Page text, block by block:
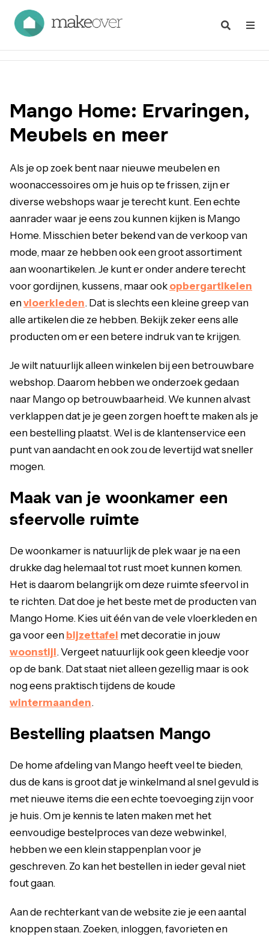
Mango Home: Ervaringen,
Meubels en meer
Als je op zoek bent naar nieuwe meubelen en
woonaccessoires om je huis op te frissen, zijn er
diverse webshops waar je terecht kunt. Een echte
aanrader waar je eens zou kunnen kijken is Mango
Home. Misschien beter bekend van de verkoop van
mode, maar ze hebben ook een groot assortiment
aan woonartikelen. Je kunt er onder andere terecht
voor gordijnen, kussens, maar ook opbergartikelen
envloerkleden. Dat is slechts een kleine greep van
alle artikelen die ze hebben. Bekijk zeker eens alle
producten om er een betere indruk van te krijgen.
Je wilt natuurlijk alleen winkelen bij een betrouwbare
webshop. Daarom hebben we onderzoek gedaan
naar Mango op betrouwbaarheid. We kunnen alvast
verklappen dat je je geen zorgen hoeft te maken als je
een bestelling plaatst. Wel is de klantenservice een
punt van aandacht en ook zou de levertijd wat sneller
mogen.
Maak van je woonkamer een
sfeervolle ruimte
De woonkamer is natuurlijk de plek waar je na een
drukke dag helemaal tot rust moet kunnen komen.
Het is daarom belangrijk om deze ruimte sfeervol in
te richten. Dat doe je het beste met de producten van
Mango Home. Kies uit één van de vele vloerkleden en
ga voor een bijzettafel met decoratie in jouw
woonstijl. Vergeet natuurlijk ook geen kleedje voor
op de bank. Dat staat niet alleen gezellig maar is ook
nog eens praktisch tijdens de koude
wintermaanden.
Bestelling plaatsen Mango
De home afdeling van Mango heeft veel te bieden,
dus de kans is groot dat je winkelmand al snel gevuld is
met nieuwe items die een echte toevoeging zijn voor
je huis. Om je kennis te laten maken met het
eenvoudige bestelproces van deze webwinkel,
hebben we een klein stappenplan voor je
geschreven. Zo kan het bestellen in ieder geval niet
fout gaan.
Aan de rechterkant van de website zie je een aantal
knoppen staan. Zoeken, inloggen, favorieten en